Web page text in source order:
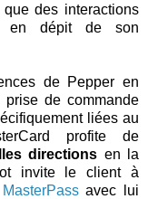
des interactions
en dépit de son
de Pepper en
de commande
liées au
profite de
directions en la
invite le client à
MasterPassavec lui